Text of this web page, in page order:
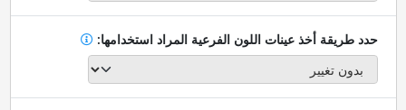
حدد طريقة أخذ عينات اللون الفرعية المراد استخدامها: